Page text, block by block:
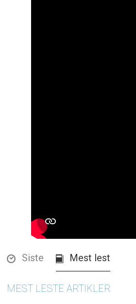
Siste Mest lest
MEST LESTE ARTIKLER